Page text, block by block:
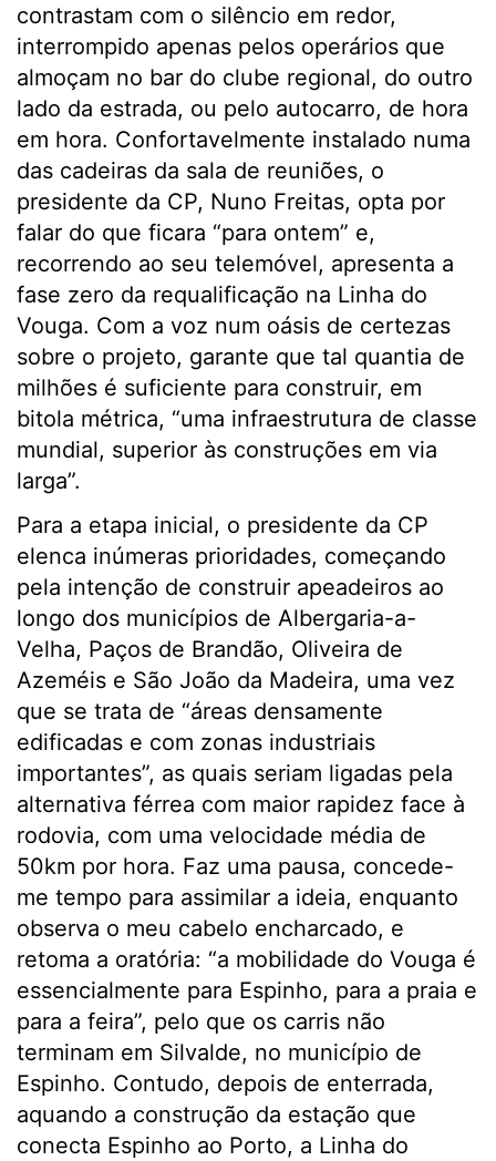
contrastam com o silêncio em redor,
interrompido apenas pelos operários que
almoçam no bar do clube regional, do outro
lado da estrada, ou pelo autocarro, de hora
em hora. Confortavelmente instalado numa
das cadeiras da sala de reuniões, o
presidente da CP, Nuno Freitas, opta por
falar do que ficara “para ontem” e,
recorrendo ao seu telemóvel, apresenta a
fase zero da requalificação na Linha do
Vouga. Com a voz num oásis de certezas
sobre o projeto, garante que tal quantia de
milhões é suficiente para construir, em
bitola métrica, “uma infraestrutura de classe
mundial, superior às construções em via
larga”.
Para a etapa inicial, o presidente da CP
elenca inúmeras prioridades, começando
pela intenção de construir apeadeiros ao
longo dos municípios de Albergaria-a-
Velha, Paços de Brandão, Oliveira de
Azeméis e São João da Madeira, uma vez
que se trata de “áreas densamente
edificadas e com zonas industriais
importantes”, as quais seriam ligadas pela
alternativa férrea com maior rapidez face à
rodovia, com uma velocidade média de
50km por hora. Faz uma pausa, concede-
me tempo para assimilar a ideia, enquanto
observa o meu cabelo encharcado, e
retoma a oratória: “a mobilidade do Vouga é
essencialmente para Espinho, para a praia e
para a feira”, pelo que os carris não
terminam em Silvalde, no município de
Espinho. Contudo, depois de enterrada,
aquando a construção da estação que
conecta Espinho ao Porto, a Linha do